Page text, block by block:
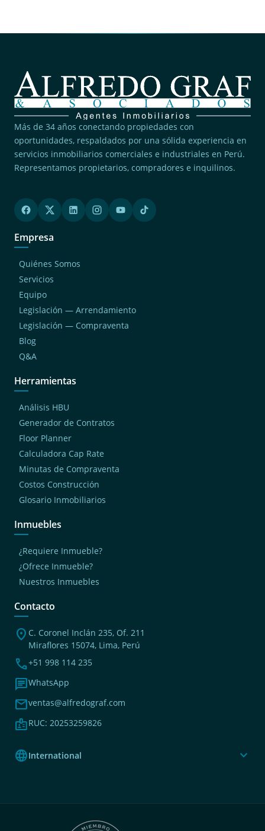
Más de 34 años conectando propiedades con
oportunidades, respaldados por una sólida experiencia en
servicios inmobiliarios comerciales e industriales en Perú.
Representamos propietarios, compradores e inquilinos.
Empresa
Quiénes Somos
Servicios
Equipo
Legislación — Arrendamiento
Legislación — Compraventa
Blog
Q&A
Herramientas
Análisis HBU
Generador de Contratos
Floor Planner
Calculadora Cap Rate
Minutas de Compraventa
Costos Construcción
Glosario Inmobiliarios
Inmuebles
¿Requiere Inmueble?
¿Ofrece Inmueble?
Nuestros Inmuebles
Contacto
location_on C. Coronel Inclán 235, Of. 211
Miraflores 15074, Lima, Perú
phone+51 998 114 235
chatWhatsApp
mailventas@alfredograf.com
badgeRUC: 20253259826
languageInternational expand_more